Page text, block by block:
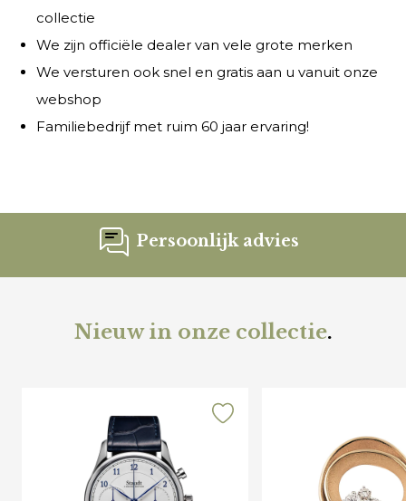
collectie
We zijn officiële dealer van vele grote merken
We versturen ook snel en gratis aan u vanuit onze
webshop
Familiebedrijf met ruim 60 jaar ervaring!
Persoonlijk advies
Nieuw in onze collectie.